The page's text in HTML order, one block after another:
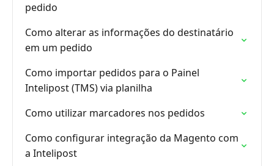
pedido
Como alterar as informações do destinatário
em um pedido
Como importar pedidos para o Painel
Intelipost (TMS) via planilha
Como utilizar marcadores nos pedidos
Como configurar integração da Magento com
a Intelipost